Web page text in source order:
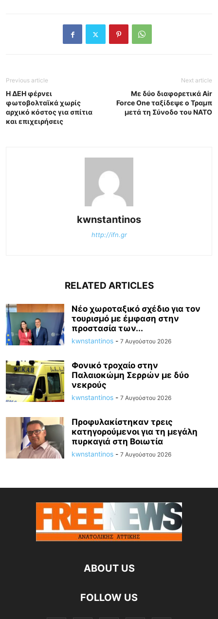
Previous article
Η ΔΕΗ φέρνει
φωτοβολταϊκά χωρίς
αρχικό κόστος για σπίτια
και επιχειρήσεις
Next article
Με δύο διαφορετικά Air
Force One ταξίδεψε ο Τραμπ
μετά τη Σύνοδο του ΝΑΤΟ
kwnstantinos
http://ifn.gr
RELATED ARTICLES
Νέο χωροταξικό σχέδιο για τον
τουρισμό με έμφαση στην
προστασία των...
kwnstantinos - 7 Αυγούστου 2026
Φονικό τροχαίο στην
Παλαιοκώμη Σερρών με δύο
νεκρούς
kwnstantinos - 7 Αυγούστου 2026
Προφυλακίστηκαν τρεις
κατηγορούμενοι για τη μεγάλη
πυρκαγιά στη Βοιωτία
kwnstantinos - 7 Αυγούστου 2026
ABOUT US
FOLLOW US